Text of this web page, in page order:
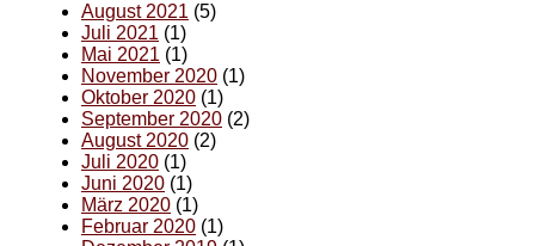
August 2021 (5)
Juli 2021 (1)
Mai 2021 (1)
November 2020 (1)
Oktober 2020 (1)
September 2020 (2)
August 2020 (2)
Juli 2020 (1)
Juni 2020 (1)
März 2020 (1)
Februar 2020 (1)